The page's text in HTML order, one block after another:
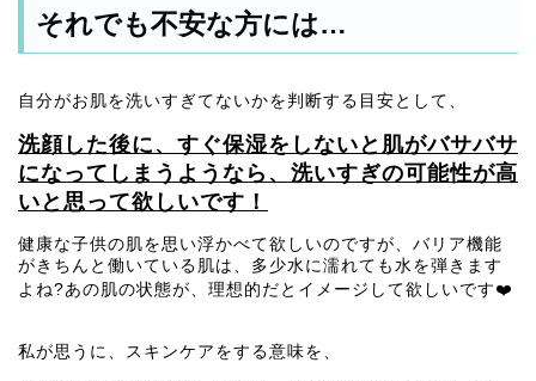
それでも不安な方には…
自分がお肌を洗いすぎてないかを判断する目安として、
洗顔した後に、すぐ保湿をしないと肌がバサバサ
になってしまうようなら、洗いすぎの可能性が高
いと思って欲しいです！
健康な子供の肌を思い浮かべて欲しいのですが、バリア機能
がきちんと働いている肌は、多少水に濡れても水を弾きます
よね?あの肌の状態が、理想的だとイメージして欲しいです❤️
私が思うに、スキンケアをする意味を、